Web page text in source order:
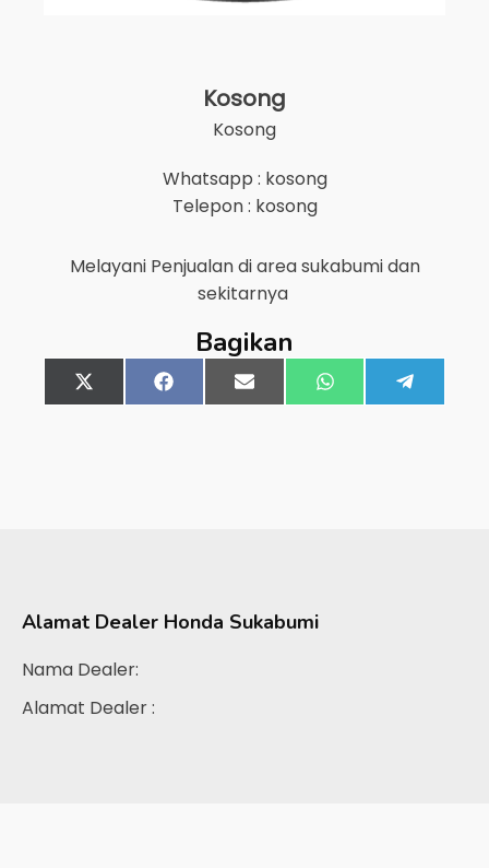
Kosong
Kosong
Whatsapp : kosong
Telepon : kosong
Melayani Penjualan di areasukabumidan
sekitarnya
Bagikan
Share
on
X
(Twitter)
Share
on
FacebookShare
on
Email Share
on
WhatsApp
on
Alamat Dealer Honda Sukabumi
Nama Dealer:
Alamat Dealer :